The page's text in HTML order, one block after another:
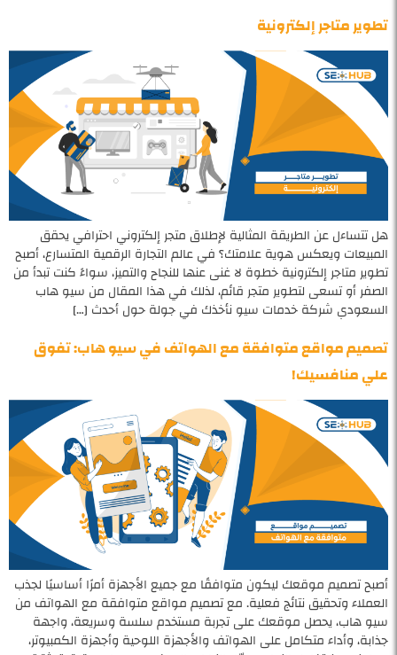
تطوير متاجر إلكترونية
هل تتساءل عن الطريقة المثالية لإطلاق متجر إلكتروني احترافي يحقق
المبيعات ويعكس هوية علامتك؟ في عالم التجارة الرقمية المتسارع، أصبح
تطوير متاجر إلكترونية خطوة لا غنى عنها للنجاح والتميز، سواءً كنت تبدأ من
الصفر أو تسعى لتطوير متجر قائم، لذلك في هذا المقال من سيو هاب
السعودي شركة خدمات سيو نأخذك في جولة حول أحدث […]
تصميم مواقع متوافقة مع الهواتف في سيو هاب: تفوق
علي منافسيك!
أصبح تصميم موقعك ليكون متوافقًا مع جميع الأجهزة أمرًا أساسيًا لجذب
العملاء وتحقيق نتائج فعلية. مع تصميم مواقع متوافقة مع الهواتف من
سيو هاب، يحصل موقعك على تجربة مستخدم سلسة وسريعة، واجهة
جذابة، وأداء متكامل على الهواتف والأجهزة اللوحية وأجهزة الكمبيوتر،